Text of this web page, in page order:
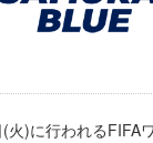
火)に行われるFIFA